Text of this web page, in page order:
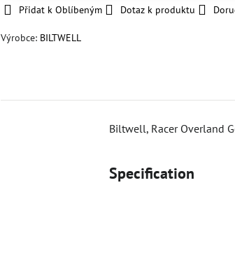
Přidat k Oblíbeným Dotaz k produktu
Výrobce: BILTWELL
Biltwell, Racer Overland
Specification